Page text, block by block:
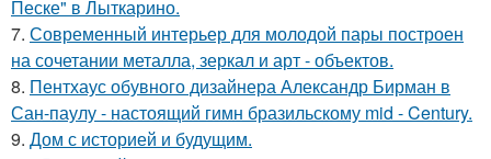
Песке" в Лыткарино.
7. Современный интерьер для молодой пары построен
на сочетании металла, зеркал и арт - объектов.
8. Пентхаус обувного дизайнера Александр Бирман в
Сан-паулу - настоящий гимн бразильскому mid - Century.
9. Дом с историей и будущим.